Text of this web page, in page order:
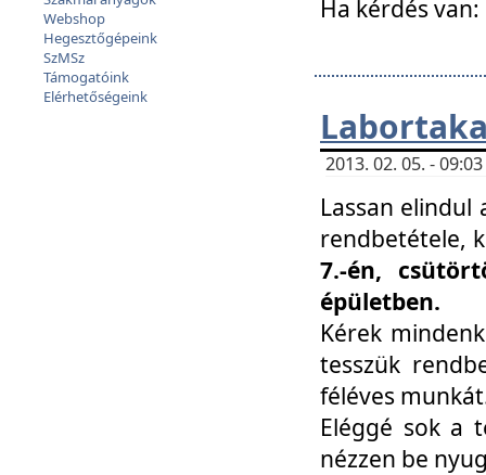
Webshop
Hegesztőgépeink
SzMSz
Támogatóink
Elérhetőségeink
Ha kérdés
2013. 02. 05. -
Lassan elindul
rendbetétele,
7.-én,
épületben.
Kérek
tesszük
féléves
Eléggé sok a
nézzen be